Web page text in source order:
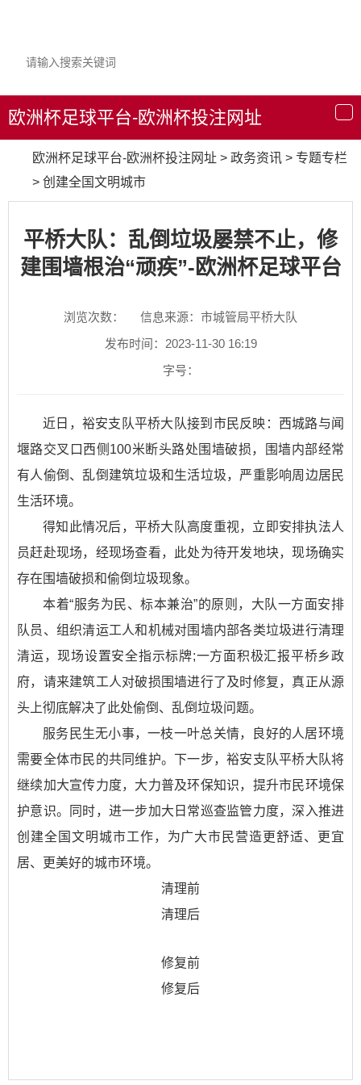
导
航
欧洲杯足球平台-欧洲杯投注网址
欧洲杯足球平台-欧洲杯投注网址 > 政务资讯 > 专题专栏
> 创建全国文明城市
平桥大队：乱倒垃圾屡禁不止，修
建围墙根治“顽疾”-欧洲杯足球平台
浏览次数：
信息来源：市城管局平桥大队
发布时间：2023-11-30 16:19
字号：
近日，裕安支队平桥大队接到市民反映：西城路与闻
堰路交叉口西侧100米断头路处围墙破损，围墙内部经常
有人偷倒、乱倒建筑垃圾和生活垃圾，严重影响周边居民
生活环境。
得知此情况后，平桥大队高度重视，立即安排执法人
员赶赴现场，经现场查看，此处为待开发地块，现场确实
存在围墙破损和偷倒垃圾现象。
本着“服务为民、标本兼治”的原则，大队一方面安排
队员、组织清运工人和机械对围墙内部各类垃圾进行清理
清运，现场设置安全指示标牌;一方面积极汇报平桥乡政
府，请来建筑工人对破损围墙进行了及时修复，真正从源
头上彻底解决了此处偷倒、乱倒垃圾问题。
服务民生无小事，一枝一叶总关情，良好的人居环境
需要全体市民的共同维护。下一步，裕安支队平桥大队将
继续加大宣传力度，大力普及环保知识，提升市民环境保
护意识。同时，进一步加大日常巡查监管力度，深入推进
创建全国文明城市工作，为广大市民营造更舒适、更宜
居、更美好的城市环境。
清理前
清理后
修复前
修复后